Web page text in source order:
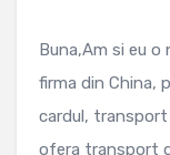
Buna,Am si eu
firma din China,
cardul,
ofera transport